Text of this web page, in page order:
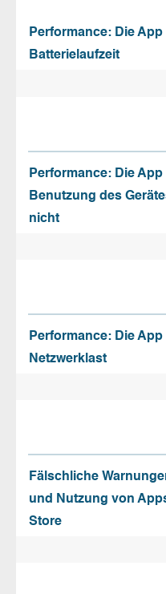
Performance: Die
Batterielaufzeit
Performance: Die
Benutzung des
nicht
Performance: Die
Netzwerklast
Fälschliche
und Nutzung von
Store